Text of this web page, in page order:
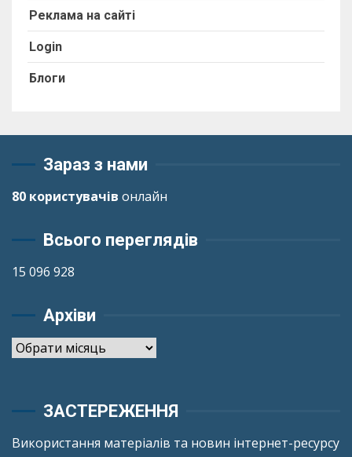
Реклама на сайті
Login
Блоги
Зараз з нами
80 користувачів онлайн
Всього переглядів
15 096 928
Архіви
Архіви
ЗАСТЕРЕЖЕННЯ
Використання матеріалів та новин інтернет-ресурсу